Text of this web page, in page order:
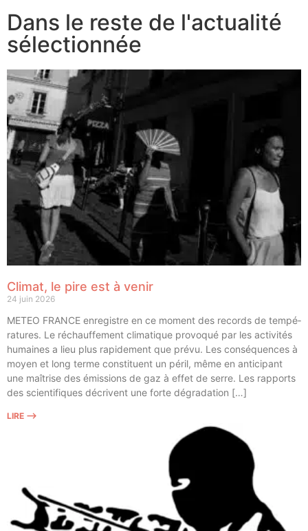
Dans le reste de l'actualité
sélectionnée
Climat, le pire est à venir
24 juin 2026
METEO FRANCE enre­gistre en ce moment des records de tem­pé­
ra­tures. Le réchauf­fe­ment cli­ma­tique pro­vo­qué par les acti­vi­tés
humaines a lieu plus rapi­de­ment que pré­vu. Les consé­quences à
moyen et long terme consti­tuent un péril, même en anti­ci­pant
une maî­trise des émis­sions de gaz à effet de serre. Les rap­ports
des scien­ti­fiques décrivent une forte dégradation […]
LIRE ⟶